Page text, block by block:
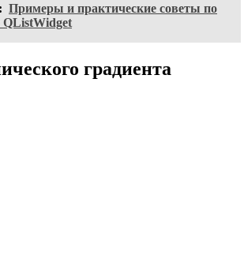
Примеры и практические советы по
QListWidget
градиента